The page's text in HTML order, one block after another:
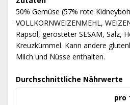
50% Gemüse (57% rote
VOLLKORNWEIZENMEHL,
Rapsöl, gerösteter SESAM, Salz,
Kreuzkümmel. Kann andere
Milch und Nüsse enthalten.
Durchschnittliche Nährwerte
pro